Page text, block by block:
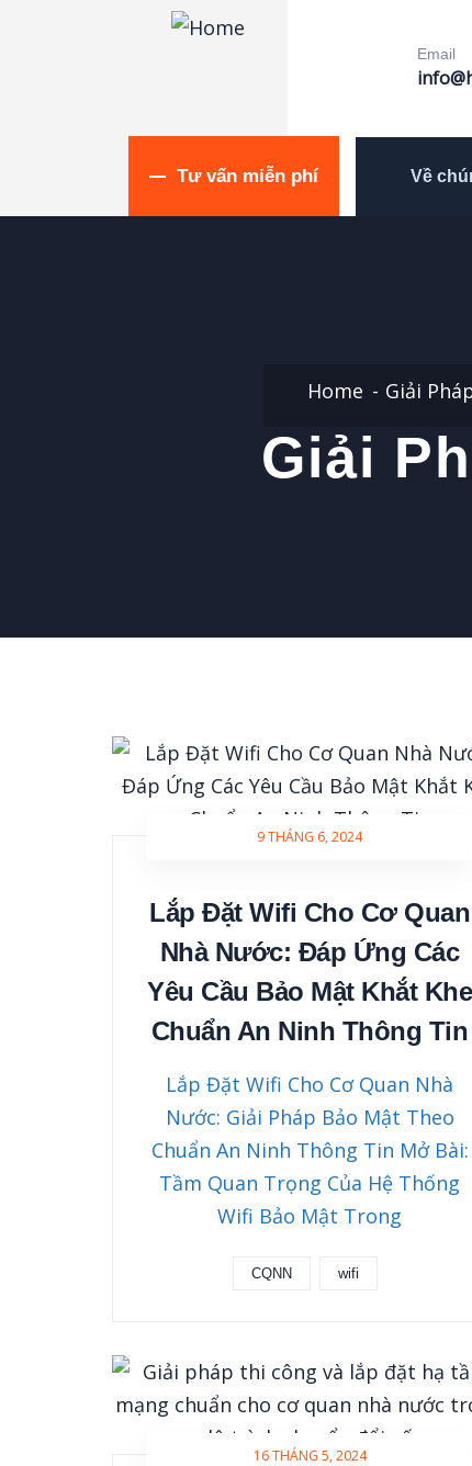
Email
Tư vấn miễn phí Về
Home Giải
Giải
9 THÁNG 6, 2024
Lắp Đặt Wifi Cho Cơ Quan
Nhà Nước: Đáp Ứng Các
Yêu Cầu Bảo Mật Khắt Khe
Chuẩn An Ninh Thông Tin
Lắp Đặt Wifi Cho Cơ Quan Nhà
Nước: Giải Pháp Bảo Mật Theo
Chuẩn An Ninh Thông Tin Mở Bài:
Tầm Quan Trọng Của Hệ Thống
Wifi Bảo Mật Trong
CQNN wifi
16 THÁNG 5, 2024